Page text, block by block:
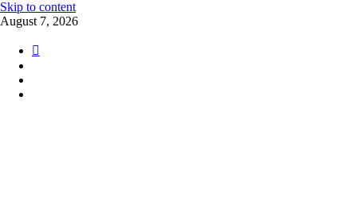
Skip to content
August 7, 2026